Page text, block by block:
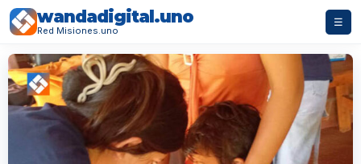
wandadigital.uno
Red Misiones.uno
☰